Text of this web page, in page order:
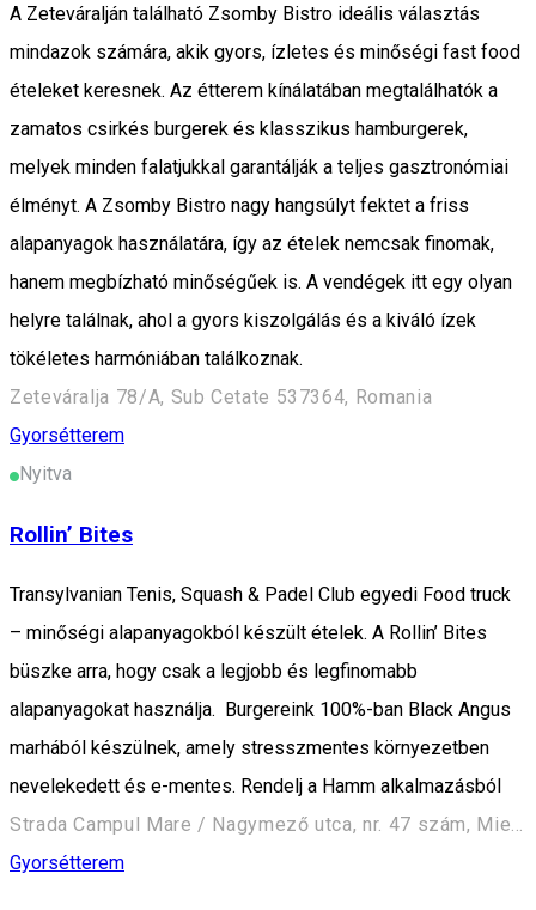
A Zeteváralján található Zsomby Bistro ideális választás
mindazok számára, akik gyors, ízletes és minőségi fast food
ételeket keresnek. Az étterem kínálatában megtalálhatók a
zamatos csirkés burgerek és klasszikus hamburgerek,
melyek minden falatjukkal garantálják a teljes gasztronómiai
élményt. A Zsomby Bistro nagy hangsúlyt fektet a friss
alapanyagok használatára, így az ételek nemcsak finomak,
hanem megbízható minőségűek is. A vendégek itt egy olyan
helyre találnak, ahol a gyors kiszolgálás és a kiváló ízek
tökéletes harmóniában találkoznak.
Zeteváralja 78/A, Sub Cetate 537364, Romania
Gyorsétterem
Nyitva
Rollin’ Bites
Transylvanian Tenis, Squash & Padel Club egyedi Food truck
– minőségi alapanyagokból készült ételek. A Rollin’ Bites
büszke arra, hogy csak a legjobb és legfinomabb
alapanyagokat használja. Burgereink 100%-ban Black Angus
marhából készülnek, amely stresszmentes környezetben
nevelekedett és e-mentes. Rendelj a Hamm alkalmazásból
Strada Campul Mare / Nagymező utca, nr. 47 szám, Miercurea Ciuc / Csíkszereda 530240, Romania
Gyorsétterem